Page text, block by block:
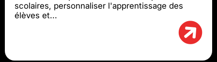
scolaires, personnaliser l'apprentissage des
élèves et...